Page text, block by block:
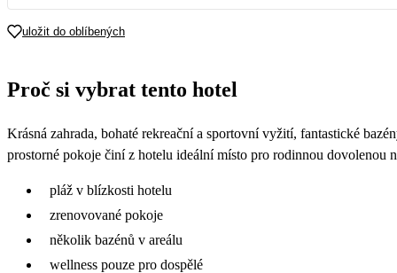
uložit do oblíbených
Proč si vybrat tento hotel
Krásná zahrada, bohaté rekreační a sportovní vyžití, fantastické
prostorné pokoje činí z hotelu ideální místo pro rodinnou dovolenou
pláž v blízkosti hotelu
zrenovované pokoje
několik bazénů v areálu
wellness pouze pro dospělé